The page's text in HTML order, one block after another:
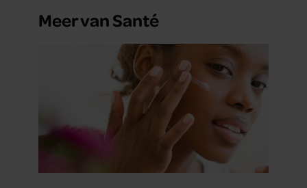
Meer van Santé